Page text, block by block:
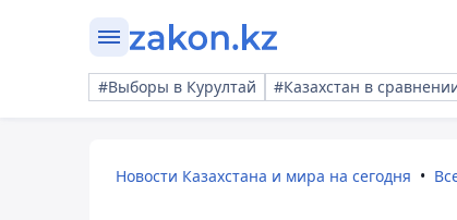
#Выборы в Курултай #Казахстан в
Новости Казахстана и мира на сегодня